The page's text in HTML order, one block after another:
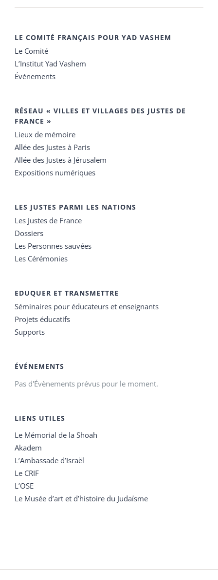
LE COMITÉ FRANÇAIS POUR YAD VASHEM
Le Comité
L’Institut Yad Vashem
Événements
RÉSEAU « VILLES ET VILLAGES DES JUSTES DE
FRANCE »
Lieux de mémoire
Allée des Justes à Paris
Allée des Justes à Jérusalem
Expositions numériques
LES JUSTES PARMI LES NATIONS
Les Justes de France
Dossiers
Les Personnes sauvées
Les Cérémonies
EDUQUER ET TRANSMETTRE
Séminaires pour éducateurs et enseignants
Projets éducatifs
Supports
ÉVÉNEMENTS
Pas d'Évènements prévus pour le moment.
LIENS UTILES
Le Mémorial de la Shoah
Akadem
L’Ambassade d’Israël
Le CRIF
L’OSE
Le Musée d’art et d’histoire du Judaïsme